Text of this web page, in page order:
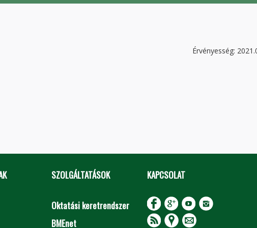
Érvényesség:
SZOLGÁLTATÁSOK
Oktatási keretrendszer
BMEnet
KAPCSOLAT